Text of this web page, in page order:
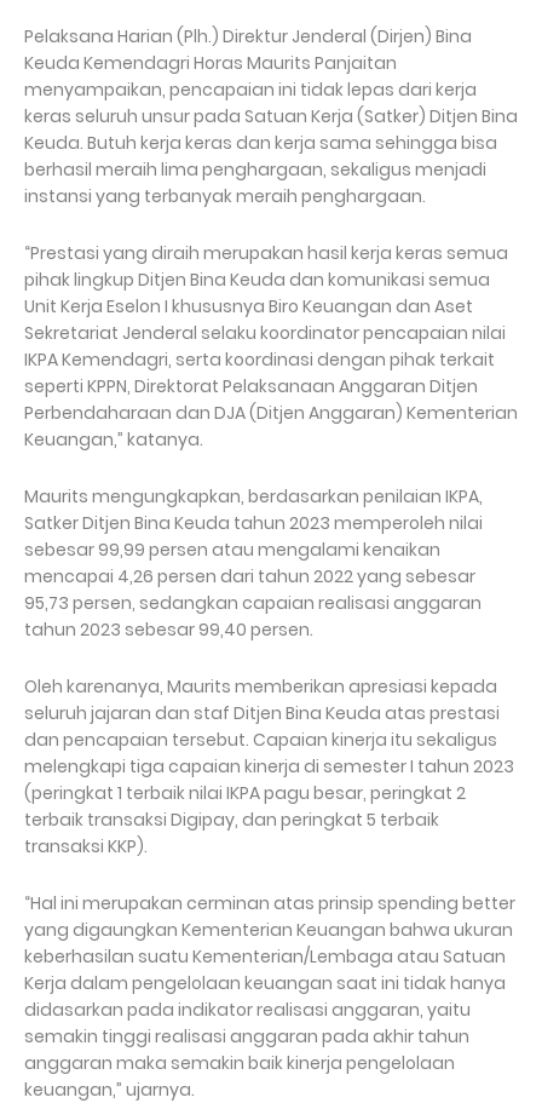
Pelaksana Harian (Plh.) Direktur Jenderal (Dirjen) Bina
Keuda Kemendagri Horas Maurits Panjaitan
menyampaikan, pencapaian ini tidak lepas dari kerja
keras seluruh unsur pada Satuan Kerja (Satker) Ditjen Bina
Keuda. Butuh kerja keras dan kerja sama sehingga bisa
berhasil meraih lima penghargaan, sekaligus menjadi
instansi yang terbanyak meraih penghargaan.
“Prestasi yang diraih merupakan hasil kerja keras semua
pihak lingkup Ditjen Bina Keuda dan komunikasi semua
Unit Kerja Eselon I khususnya Biro Keuangan dan Aset
Sekretariat Jenderal selaku koordinator pencapaian nilai
IKPA Kemendagri, serta koordinasi dengan pihak terkait
seperti KPPN, Direktorat Pelaksanaan Anggaran Ditjen
Perbendaharaan dan DJA (Ditjen Anggaran) Kementerian
Keuangan,” katanya.
Maurits mengungkapkan, berdasarkan penilaian IKPA,
Satker Ditjen Bina Keuda tahun 2023 memperoleh nilai
sebesar 99,99 persen atau mengalami kenaikan
mencapai 4,26 persen dari tahun 2022 yang sebesar
95,73 persen, sedangkan capaian realisasi anggaran
tahun 2023 sebesar 99,40 persen.
Oleh karenanya, Maurits memberikan apresiasi kepada
seluruh jajaran dan staf Ditjen Bina Keuda atas prestasi
dan pencapaian tersebut. Capaian kinerja itu sekaligus
melengkapi tiga capaian kinerja di semester I tahun 2023
(peringkat 1 terbaik nilai IKPA pagu besar, peringkat 2
terbaik transaksi Digipay, dan peringkat 5 terbaik
transaksi KKP).
“Hal ini merupakan cerminan atas prinsip spending better
yang digaungkan Kementerian Keuangan bahwa ukuran
keberhasilan suatu Kementerian/Lembaga atau Satuan
Kerja dalam pengelolaan keuangan saat ini tidak hanya
didasarkan pada indikator realisasi anggaran, yaitu
semakin tinggi realisasi anggaran pada akhir tahun
anggaran maka semakin baik kinerja pengelolaan
keuangan,” ujarnya.